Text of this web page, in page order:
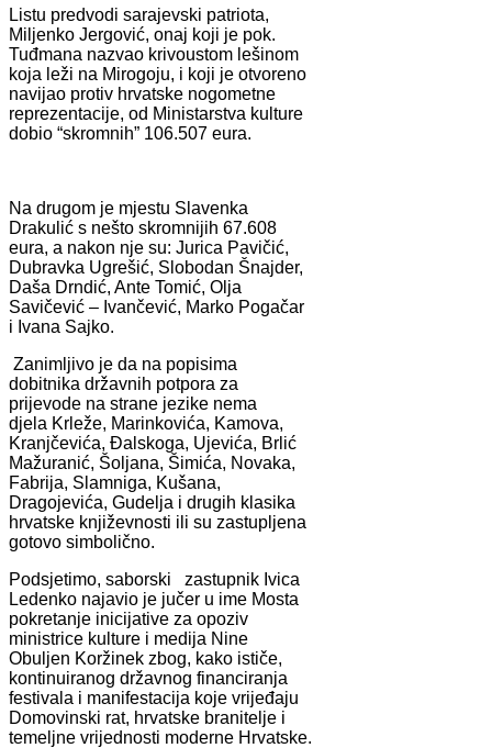
Listu predvodi sarajevski patriota,
Miljenko Jergović, onaj koji je pok.
Tuđmana nazvao krivoustom lešinom
koja leži na Mirogoju, i koji je otvoreno
navijao protiv hrvatske nogometne
reprezentacije, od Ministarstva kulture
dobio “skromnih” 106.507 eura.
Na drugom je mjestu Slavenka
Drakulić s nešto skromnijih 67.608
eura, a nakon nje su: Jurica Pavičić,
Dubravka Ugrešić, Slobodan Šnajder,
Daša Drndić, Ante Tomić, Olja
Savičević – Ivančević, Marko Pogačar
i Ivana Sajko.
Zanimljivo je da na popisima
dobitnika državnih potpora za
prijevode na strane jezike nema
djela Krleže, Marinkovića, Kamova,
Kranjčevića, Đalskoga, Ujevića, Brlić
Mažuranić, Šoljana, Šimića, Novaka,
Fabrija, Slamniga, Kušana,
Dragojevića, Gudelja i drugih klasika
hrvatske književnosti ili su zastupljena
gotovo simbolično.
Podsjetimo, saborski zastupnik Ivica
Ledenko najavio je jučer u ime Mosta
pokretanje inicijative za opoziv
ministrice kulture i medija Nine
Obuljen Koržinek zbog, kako ističe,
kontinuiranog državnog financiranja
festivala i manifestacija koje vrijeđaju
Domovinski rat, hrvatske branitelje i
temeljne vrijednosti moderne Hrvatske.